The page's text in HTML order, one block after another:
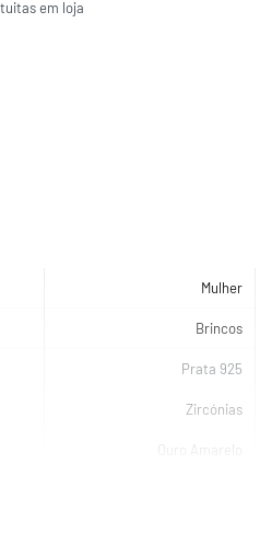
em loja
Mulher
Brincos
Prata 925
Zircónias
Ouro Amarelo